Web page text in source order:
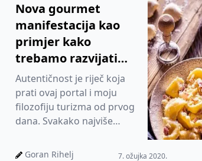
Nova gourmet
manifestacija kao
primjer kako
trebamo razvijati
naš turizam
Autentičnost je riječ koja
prati ovaj portal i moju
filozofiju turizma od prvog
dana. Svakako najviše
će. Jer upravo aut...
Goran Rihelj 7. ožujka 2020.